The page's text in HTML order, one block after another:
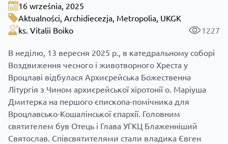
16 września, 2025
Aktualności, Archidiecezja, Metropolia, UKGK
ks. Vitalii Boiko
1227
В неділю, 13 вересня 2025 р., в катедральному соборі
Воздвиження чесного і животворного Хреста у
Вроцлаві відбулася Архиєрейська Божественна
Літургія з Чином архиєрейської хіротонії о. Маріуша
Дмитерка на першого єпископа-помічника для
Вроцлавсько-Кошалінської єпархії. Головним
святителем був Отець і Глава УГКЦ Блаженніший
Святослав. Співсвятителями стали владика Євген